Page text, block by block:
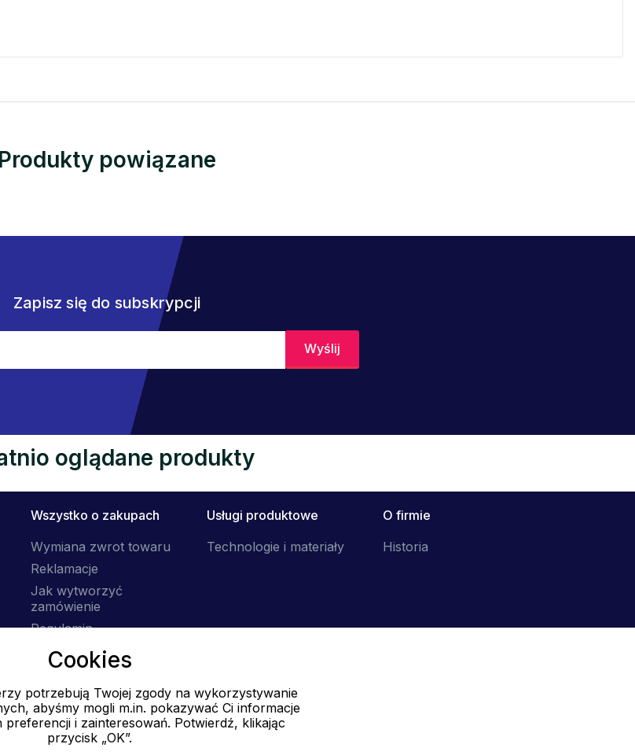
Produkty powiązane
Zapisz się do subskrypcji
oglądane produkty
Wszystko o zakupach
Wymiana zwrot towaru
Reklamacje
Jak wytworzyć
zamówienie
Regulamin
Dostawa
Usługi produktowe
Technologie i materiały
O firmie
Historia
E-mail
Online
info@ok-moda.pl
Cookies
potrzebują Twojej zgody na wykorzystywanie
abyśmy mogli m.in. pokazywać Ci informacje
i zainteresowań. Potwierdź, klikając
przycisk „OK”.